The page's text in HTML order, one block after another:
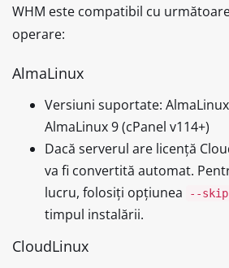
WHM este compatibil cu
operare:
AlmaLinux
Versiuni suportate: AlmaLinux
AlmaLinux 9 (cPanel v114+)
Dacă serverul are licență
va fi convertită automat.
lucru, folosiți opțiunea
--
timpul instalării.
CloudLinux